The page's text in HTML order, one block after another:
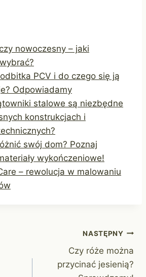
nowoczesny – jaki
PCV i do czego się ją
Odpowiadamy
stalowe są niezbędne
konstrukcjach i
swój dom? Poznaj
wykończeniowe!
– rewolucja w malowaniu
NASTĘPNY
Czy róże można
przycinać jesienią?